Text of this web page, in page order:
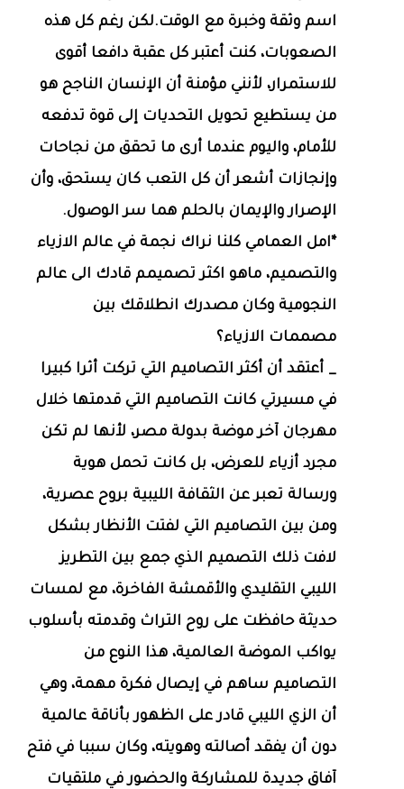
اسم وثقة وخبرة مع الوقت.لكن رغم كل هذه
الصعوبات، كنت أعتبر كل عقبة دافعا أقوى
للاستمرار، لأنني مؤمنة أن الإنسان الناجح هو
من يستطيع تحويل التحديات إلى قوة تدفعه
للأمام، واليوم عندما أرى ما تحقق من نجاحات
وإنجازات أشعر أن كل التعب كان يستحق، وأن
الإصرار والإيمان بالحلم هما سر الوصول.
*امل العمامي كلنا نراك نجمة في عالم الازياء
والتصميم، ماهو اكثر تصميمم قادك الى عالم
النجومية وكان مصدرك انطلاقك بين
مصممات الازياء؟
_ أعتقد أن أكثر التصاميم التي تركت أثرا كبيرا
في مسيرتي كانت التصاميم التي قدمتها خلال
مهرجان آخر موضة بدولة مصر، لأنها لم تكن
مجرد أزياء للعرض، بل كانت تحمل هوية
ورسالة تعبر عن الثقافة الليبية بروح عصرية،
ومن بين التصاميم التي لفتت الأنظار بشكل
لافت ذلك التصميم الذي جمع بين التطريز
الليبي التقليدي والأقمشة الفاخرة، مع لمسات
حديثة حافظت على روح التراث وقدمته بأسلوب
يواكب الموضة العالمية، هذا النوع من
التصاميم ساهم في إيصال فكرة مهمة، وهي
أن الزي الليبي قادر على الظهور بأناقة عالمية
دون أن يفقد أصالته وهويته، وكان سببا في فتح
آفاق جديدة للمشاركة والحضور في ملتقيات